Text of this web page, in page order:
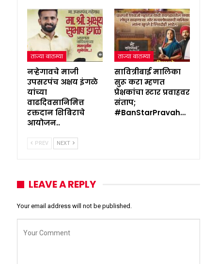
ताज्या बातम्या
नऱ्हेगावचे माजी
उपसरपंच अक्षय इंगळे
यांच्या
वाढदिवसानिमित्त
रक्तदान शिबिराचे
आयोजन..
ताज्या बातम्या
सावित्रीबाई मालिका
सुरू करा म्हणत
प्रेक्षकांचा स्टार प्रवाहवर
संताप;
#BanStarPravah…
PREV NEXT
LEAVE A REPLY
Your email address will not be published.